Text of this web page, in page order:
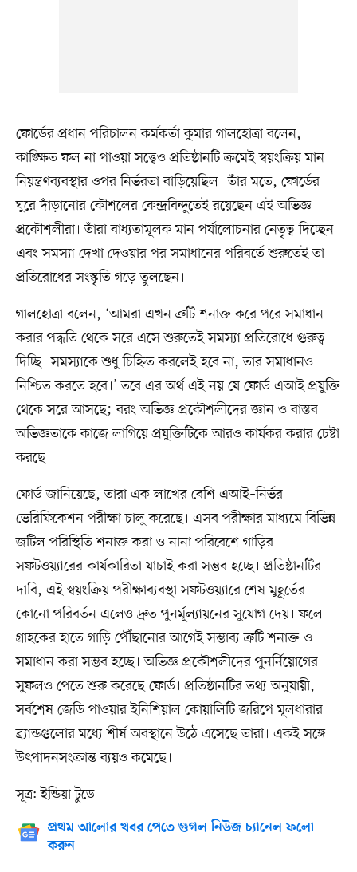
ফোর্ডের প্রধান পরিচালন কর্মকর্তা কুমার গালহোত্রা বলেন,
কাঙ্ক্ষিত ফল না পাওয়া সত্ত্বেও প্রতিষ্ঠানটি ক্রমেই স্বয়ংক্রিয় মান
নিয়ন্ত্রণব্যবস্থার ওপর নির্ভরতা বাড়িয়েছিল। তাঁর মতে, ফোর্ডের
ঘুরে দাঁড়ানোর কৌশলের কেন্দ্রবিন্দুতেই রয়েছেন এই অভিজ্ঞ
প্রকৌশলীরা। তাঁরা বাধ্যতামূলক মান পর্যালোচনার নেতৃত্ব দিচ্ছেন
এবং সমস্যা দেখা দেওয়ার পর সমাধানের পরিবর্তে শুরুতেই তা
প্রতিরোধের সংস্কৃতি গড়ে তুলছেন।
গালহোত্রা বলেন, ‘আমরা এখন ত্রুটি শনাক্ত করে পরে সমাধান
করার পদ্ধতি থেকে সরে এসে শুরুতেই সমস্যা প্রতিরোধে গুরুত্ব
দিচ্ছি। সমস্যাকে শুধু চিহ্নিত করলেই হবে না, তার সমাধানও
নিশ্চিত করতে হবে।’ তবে এর অর্থ এই নয় যে ফোর্ড এআই প্রযুক্তি
থেকে সরে আসছে; বরং অভিজ্ঞ প্রকৌশলীদের জ্ঞান ও বাস্তব
অভিজ্ঞতাকে কাজে লাগিয়ে প্রযুক্তিটিকে আরও কার্যকর করার চেষ্টা
করছে।
ফোর্ড জানিয়েছে, তারা এক লাখের বেশি এআই–নির্ভর
ভেরিফিকেশন পরীক্ষা চালু করেছে। এসব পরীক্ষার মাধ্যমে বিভিন্ন
জটিল পরিস্থিতি শনাক্ত করা ও নানা পরিবেশে গাড়ির
সফটওয়্যারের কার্যকারিতা যাচাই করা সম্ভব হচ্ছে। প্রতিষ্ঠানটির
দাবি, এই স্বয়ংক্রিয় পরীক্ষাব্যবস্থা সফটওয়্যারে শেষ মুহূর্তের
কোনো পরিবর্তন এলেও দ্রুত পুনর্মূল্যায়নের সুযোগ দেয়। ফলে
গ্রাহকের হাতে গাড়ি পৌঁছানোর আগেই সম্ভাব্য ত্রুটি শনাক্ত ও
সমাধান করা সম্ভব হচ্ছে। অভিজ্ঞ প্রকৌশলীদের পুনর্নিয়োগের
সুফলও পেতে শুরু করেছে ফোর্ড। প্রতিষ্ঠানটির তথ্য অনুযায়ী,
সর্বশেষ জেডি পাওয়ার ইনিশিয়াল কোয়ালিটি জরিপে মূলধারার
ব্র্যান্ডগুলোর মধ্যে শীর্ষ অবস্থানে উঠে এসেছে তারা। একই সঙ্গে
উৎপাদনসংক্রান্ত ব্যয়ও কমেছে।
সূত্র: ইন্ডিয়া টুডে
প্রথম আলোর খবর পেতে গুগল নিউজ চ্যানেল ফলো
করুন